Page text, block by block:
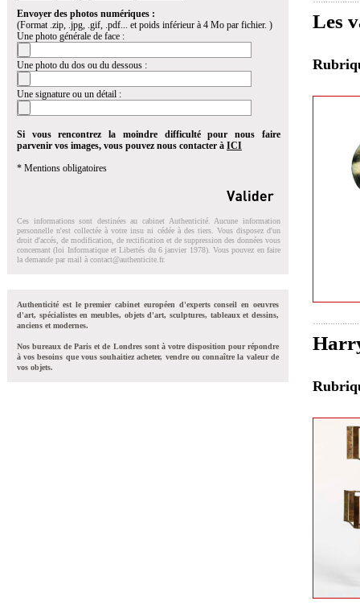
Envoyer des photos numériques :
(Format .zip, .jpg, .gif, .pdf... et poids inférieur à 4 Mo par fichier. )
Une photo générale de face :
Une photo du dos ou du dessous :
Une signature ou un détail :
Si vous rencontrez la moindre difficulté pour nous faire
parvenir vos images, vous pouvez nous contacter à ICI
* Mentions obligatoires
Ces informations sont destinées au cabinet Authenticité. Aucune information
personnelle n'est collectée à votre insu ni cédée à des tiers. Vous disposez d'un
droit d'accés, de modification, de rectification et de suppression des données vous
concernant (loi Informatique et Libertés du 6 janvier 1978). Vous pouvez en faire
la demande par mail à contact@authenticite.fr.
Authenticité est le premier cabinet européen d'experts conseil en oeuvres
d'art, spécialistes en meubles, objets d'art, sculptures, tableaux et dessins,
anciens et modernes.
Nos bureaux de Paris et de Londres sont à votre disposition pour répondre
à vos besoins que vous souhaitiez acheter, vendre ou connaître la valeur de
vos objets.
Les